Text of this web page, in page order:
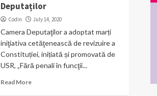
Deputaților
Codin July 14, 2020
Camera Deputaţilor a adoptat marți
iniţiativa cetăţenească de revizuire a
Constituției, inițiată și promovată de
USR, „Fără penali în funcţii...
Read More